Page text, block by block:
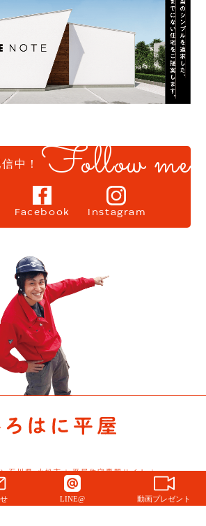
中！ Follow me
Facebook Instagram
石川県 小松市 | 平屋住宅専門サイト |
All Rights Reserved.
LINE@ 動画プレゼント